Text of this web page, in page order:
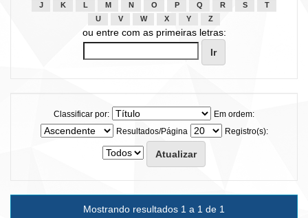
J
K L M N O P Q R S
T
U
V W X Y Z
ou entre com as primeiras letras:
Classificar por:
Em ordem:
Resultados/Página
Registro(s):
Mostrando resultados 1 a 1 de 1